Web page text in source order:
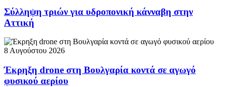
Σύλληψη τριών για υδροπονική κάνναβη στην
Αττική
8 Αυγούστου 2026
Έκρηξη drone στη Βουλγαρία κοντά σε αγωγό
φυσικού αερίου